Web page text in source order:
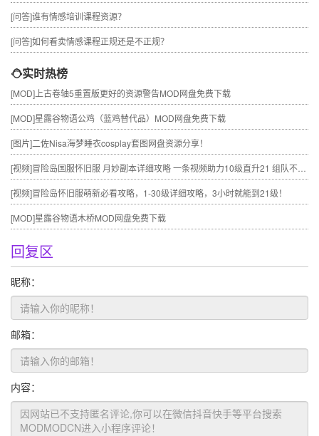
[问答]谁有情感培训课程资源？
[问答]如何看卖情感课程正规还是不正规？
实时热榜
[MOD] 上古卷轴5重置版更好的资源警告MOD网盘免费下载
[MOD]星露谷物语公鸡（蓝鸡替代品）MOD网盘免费下载
[图片]二佐Nisa海梦睡衣cosplay套图网盘资源分享！
[视频]冒险岛国服怀旧服 月妙副本详细攻略 一条视频助力10级直升21 组队不求人
[视频]冒险岛怀旧服萌新必看攻略，1-30级详细攻略，3小时就能到21级！
[MOD]星露谷物语木桥MOD网盘免费下载
回复区
昵称：
邮箱：
内容：